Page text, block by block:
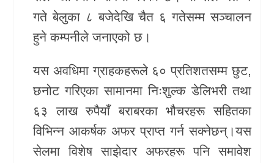
शिक्षा
Unicode
गते बेलुका ८ बजेदेखि चैत ६ गतेसम्म सञ्चालन
हुने कम्पनीले जनाएको छ।
यस अवधिमा ग्राहकहरूले ६० प्रतिशतसम्म छुट,
छनोट गरिएका सामानमा निःशुल्क डेलिभरी तथा
६३ लाख रुपैयाँ बराबरका भौचरहरू सहितका
विभिन्न आकर्षक अफर प्राप्त गर्न सक्नेछन्।यस
सेलमा विशेष साझेदार अफरहरू पनि समावेश